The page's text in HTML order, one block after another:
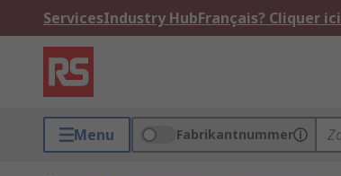
ServicesIndustry HubFrançais? Cliquer ici
Menu Fabrikantnummer